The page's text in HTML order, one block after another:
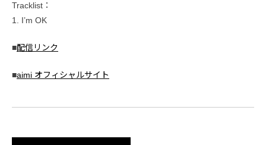
Tracklist：
1. I’m OK
■配信リンク
■aimi オフィシャルサイト